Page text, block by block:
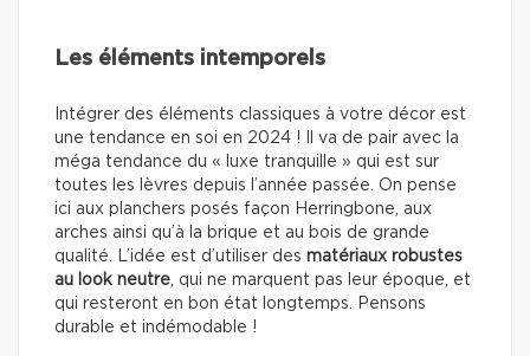
Les éléments intemporels
Intégrer des éléments classiques à votre décor est
une tendance en soi en 2024 ! Il va de pair avec la
méga tendance du « luxe tranquille » qui est sur
toutes les lèvres depuis l’année passée. On pense
ici aux planchers posés façon Herringbone, aux
arches ainsi qu’à la brique et au bois de grande
qualité. L’idée est d’utiliser des matériaux robustes
au look neutre , qui ne marquent pas leur époque, et
qui resteront en bon état longtemps. Pensons
durable et indémodable !